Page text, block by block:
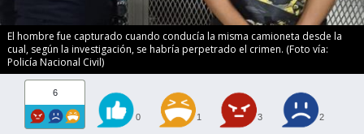
El hombre fue capturado cuando conducía la misma camioneta desde la
cual, según la investigación, se habría perpetrado el crimen. (Foto vía:
Policía Nacional Civil)
6
0 1 3 2